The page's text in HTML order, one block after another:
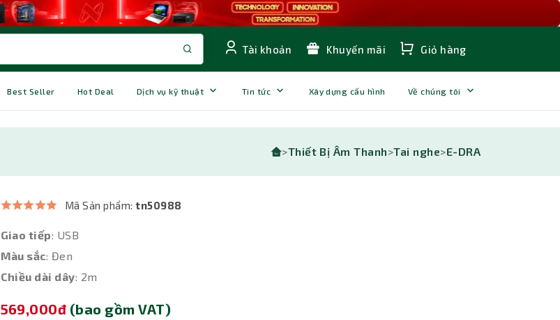
Tài khoản Khuyến mãi Giỏ hàng
Best Seller Hot Deal Dịch vụ kỹ thuật Tin tức Xây dựng cấu hình Về chúng tôi
>Thiết Bị Âm Thanh>Tai nghe>E-DRA
Mã Sản phẩm:tn50988
Giao tiếp: USB
Màu sắc: Đen
Chiều dài dây: 2m
569,000đ (bao gồm VAT)